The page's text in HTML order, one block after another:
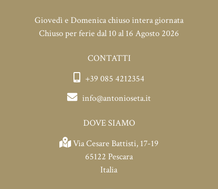
Giovedì e Domenica chiuso intera giornata
Chiuso per ferie dal 10 al 16 Agosto 2026
CONTATTI
+39 085 4212354
info@antonioseta.it
DOVE SIAMO
Via Cesare Battisti, 17-19
65122 Pescara
Italia